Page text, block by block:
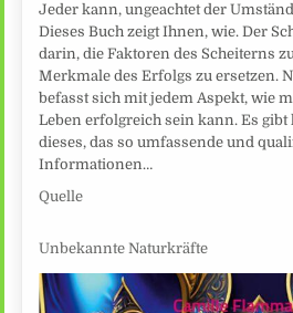
Jeder kann, ungeachtet der
Dieses Buch zeigt Ihnen, wie. Der
darin, die Faktoren des Scheiterns
Merkmale des Erfolgs zu ersetzen.
befasst sich mit jedem Aspekt, wie
Leben erfolgreich sein kann. Es
dieses, das so umfassende und
Informationen…
Quelle
Unbekannte Naturkräfte